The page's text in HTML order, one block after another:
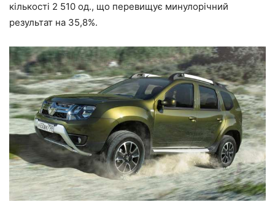
кількості 2 510 од., що перевищує минулорічний
результат на 35,8%.